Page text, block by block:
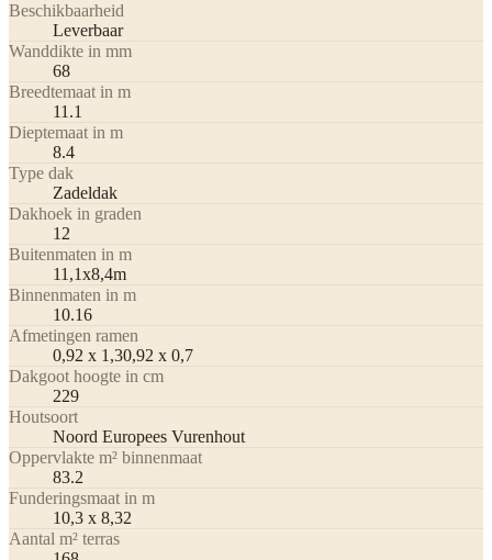
Beschikbaarheid
Leverbaar
Wanddikte in mm
68
Breedtemaat in m
11.1
Dieptemaat in m
8.4
Type dak
Zadeldak
Dakhoek in graden
12
Buitenmaten in m
11,1x8,4m
Binnenmaten in m
10.16
Afmetingen ramen
0,92 x 1,30,92 x 0,7
Dakgoot hoogte in cm
229
Houtsoort
Noord Europees Vurenhout
Oppervlakte m² binnenmaat
83.2
Funderingsmaat in m
10,3 x 8,32
Aantal m² terras